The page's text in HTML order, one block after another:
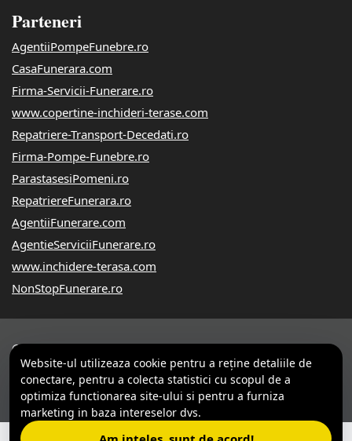
Website-ul utilizeaza cookie pentru a reţine detaliile de
conectare, pentru a colecta statistici cu scopul de a
optimiza functionarea site-ului si pentru a furniza
marketing in baza intereselor dvs.
Parteneri
AgentiiPompeFunebre.ro
CasaFunerara.com
Firma-Servicii-Funerare.ro
www.copertine-inchideri-terase.com
Repatriere-Transport-Decedati.ro
Firma-Pompe-Funebre.ro
ParastasesiPomeni.ro
RepatriereFunerara.ro
AgentiiFunerare.com
AgentieServiciiFunerare.ro
www.inchidere-terasa.com
NonStopFunerare.ro
© 2014-2026 Powered byVilonMedia&Tokaido Consult-
ANPC SOL
F